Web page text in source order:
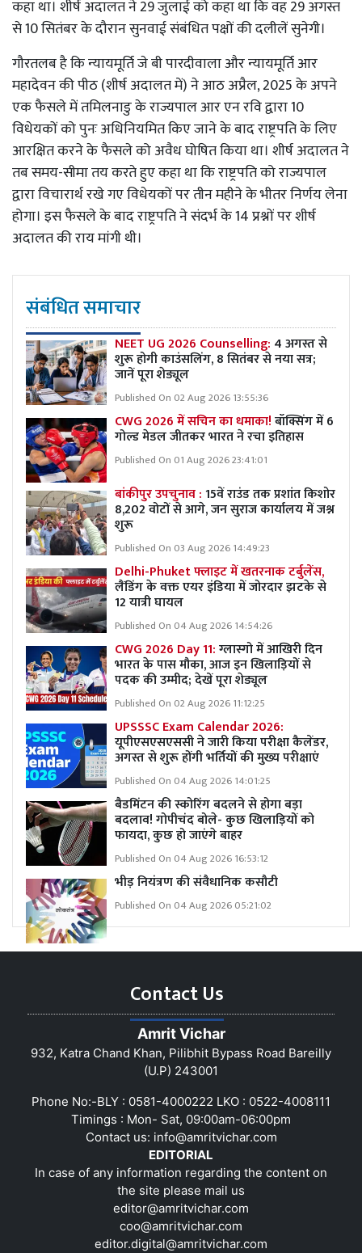
कहा था। शीर्ष अदालत ने 29 जुलाई को कहा था कि वह 29 अगस्त
से 10 सितंबर के दौरान सुनवाई संबंधित पक्षों की दलीलें सुनेगी।
गौरतलब है कि न्यायमूर्ति जे बी पारदीवाला और न्यायमूर्ति आर
महादेवन की पीठ (शीर्ष अदालत में) ने आठ अप्रैल, 2025 के अपने
एक फैसले में तमिलनाडु के राज्यपाल आर एन रवि द्वारा 10
विधेयकों को पुनः अधिनियमित किए जाने के बाद राष्ट्रपति के लिए
आरक्षित करने के फैसले को अवैध घोषित किया था। शीर्ष अदालत ने
तब समय-सीमा तय करते हुए कहा था कि राष्ट्रपति को राज्यपाल
द्वारा विचारार्थ रखे गए विधेयकों पर तीन महीने के भीतर निर्णय लेना
होगा। इस फैसले के बाद राष्ट्रपति ने संदर्भ के 14 प्रश्नों पर शीर्ष
अदालत की राय मांगी थी।
संबंधित समाचार
NEET UG 2026 Counselling: 4 अगस्त से
शुरू होगी काउंसलिंग, 8 सितंबर से नया सत्र;
जानें पूरा शेड्यूल
Published On 02 Aug 2026 13:55:36
CWG 2026 में सचिन का धमाका!बॉक्सिंग में 6
गोल्ड मेडल जीतकर भारत ने रचा इतिहास
Published On 01 Aug 2026 23:41:01
बांकीपुर उपचुनाव :15वें राउंड तक प्रशांत किशोर
8,202 वोटों से आगे, जन सुराज कार्यालय में जश्न
शुरू
Published On 03 Aug 2026 14:49:23
Delhi-Phuket फ्लाइट में खतरनाक टर्बुलेंस,
लैंडिंग के वक्त एयर इंडिया में जोरदार झटके से
12 यात्री घायल
Published On 04 Aug 2026 14:54:26
CWG 2026 Day 11:ग्लास्गो में आखिरी दिन
भारत के पास मौका, आज इन खिलाड़ियों से
पदक की उम्मीद; देखें पूरा शेड्यूल
Published On 02 Aug 2026 11:12:25
UPSSSC Exam Calendar 2026:
यूपीएसएसएससी ने जारी किया परीक्षा कैलेंडर,
अगस्त से शुरू होंगी भर्तियों की मुख्य परीक्षाएं
Published On 04 Aug 2026 14:01:25
बैडमिंटन की स्कोरिंग बदलने से होगा बड़ा
बदलाव! गोपीचंद बोले- कुछ खिलाड़ियों को
फायदा, कुछ हो जाएंगे बाहर
Published On 04 Aug 2026 16:53:12
भीड़ नियंत्रण की संवैधानिक कसौटी
Published On 04 Aug 2026 05:21:02
Contact Us
Amrit Vichar
932, Katra Chand Khan, Pilibhit Bypass Road Bareilly
(U.P) 243001
Phone No:-BLY : 0581-4000222 LKO : 0522-4008111
Timings : Mon- Sat, 09:00am-06:00pm
Contact us: info@amritvichar.com
EDITORIAL
In case of any information regarding the content on
the site please mail us
editor@amritvichar.com
coo@amritvichar.com
editor.digital@amritvichar.com